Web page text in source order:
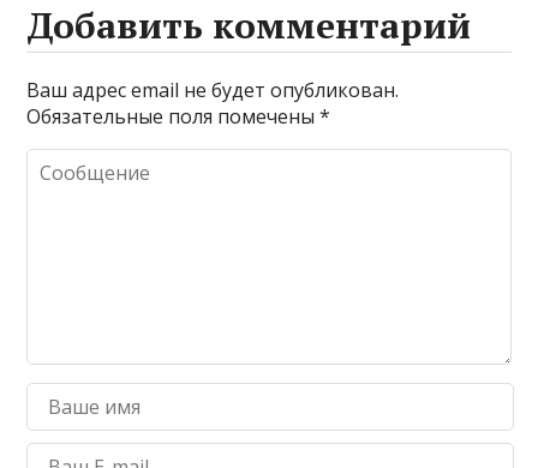
Добавить комментарий
Ваш адрес email не будет опубликован.
Обязательные поля помечены*